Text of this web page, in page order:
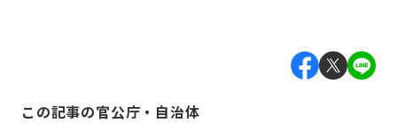
この記事の官公庁・自治体